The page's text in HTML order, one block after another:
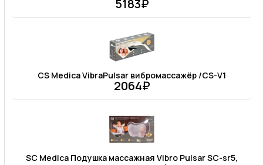
5183₽
CS Medica VibraPulsar вибромассажёр /CS-V1
2064₽
SC Medica Подушка массажная Vibro Pulsar SC-sr5,